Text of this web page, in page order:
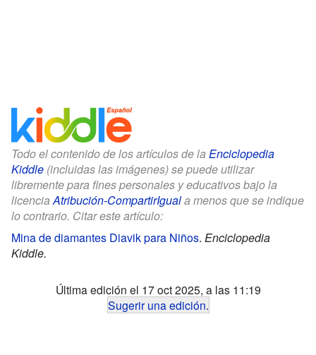
Todo el contenido de los artículos de la Enciclopedia
Kiddle (incluidas las imágenes) se puede utilizar
libremente para fines personales y educativos bajo la
licenciaAtribución-CompartirIguala menos que se indique
lo contrario. Citar este artículo:
Mina de diamantes Diavik para Niños. Enciclopedia
Kiddle.
Última edición el 17 oct 2025, a las 11:19
Sugerir una edición.